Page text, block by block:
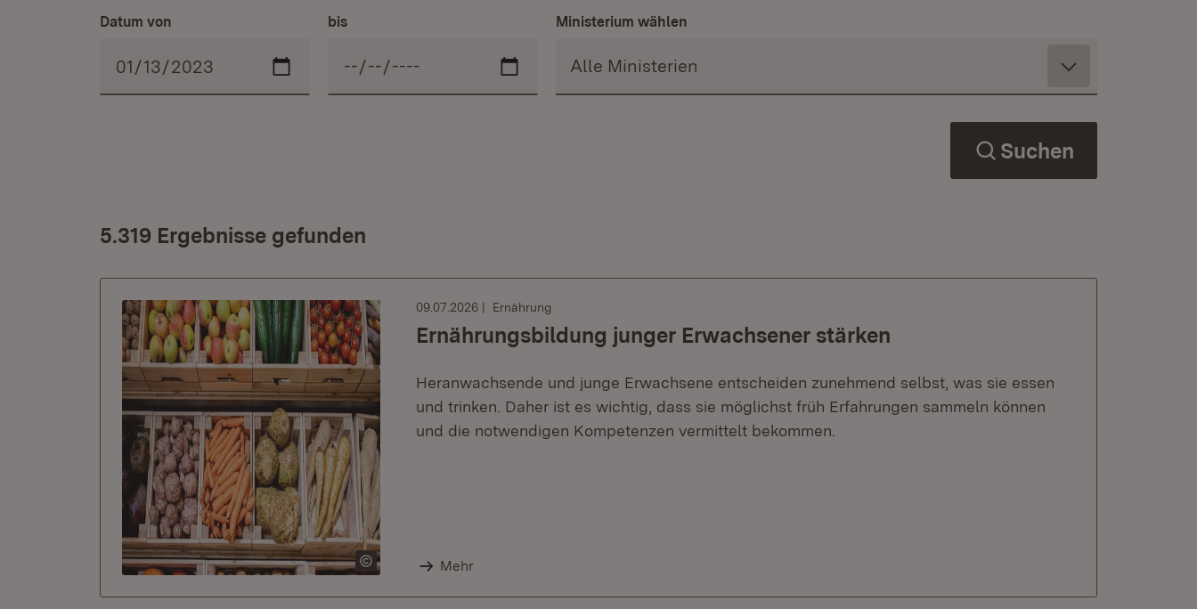
Datum von bis Ministerium wählen
Suchen
5.319 Ergebnisse gefunden
09.07.2026 Ernährung
Ernährungsbildung junger Erwachsener stärken
Heranwachsende und junge Erwachsene entscheiden zunehmend selbst, was sie essen
und trinken. Daher ist es wichtig, dass sie möglichst früh Erfahrungen sammeln können
und die notwendigen Kompetenzen vermittelt bekommen.
Mehr